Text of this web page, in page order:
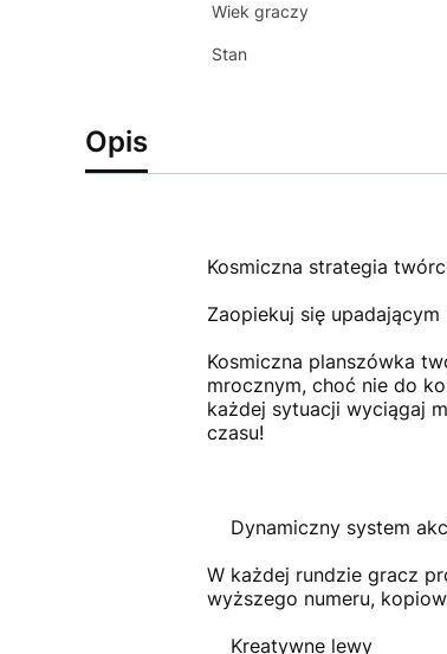
Wiek graczy
Stan
Opis
Kosmiczna strategia
Zaopiekuj się
Kosmiczna planszówka
mrocznym, choć nie do
każdej sytuacji wyciągaj
czasu!
Dynamiczny system
W każdej rundzie gracz
wyższego numeru,
Kreatywne lewy